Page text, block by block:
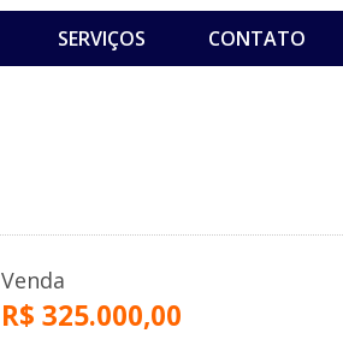
SERVIÇOS CONTATO
Venda
R$ 325.000,00